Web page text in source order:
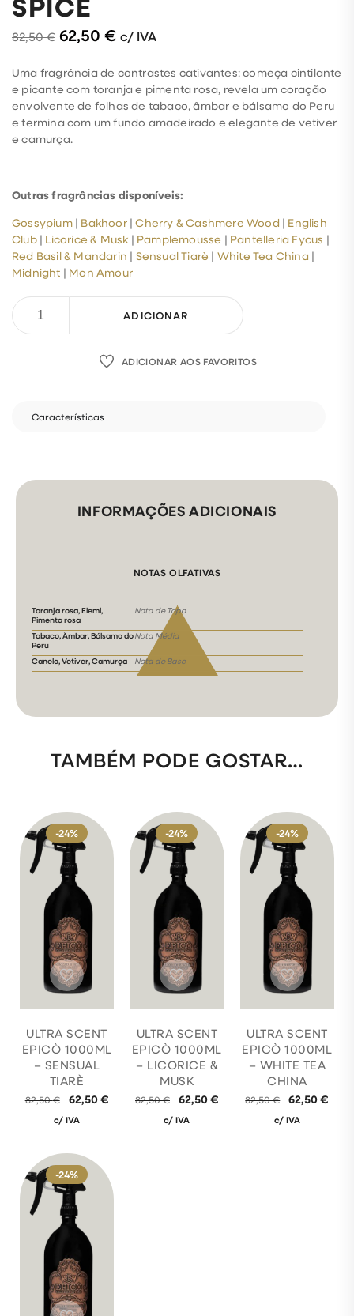
82,50€ 62,50 € c/ IVA
Uma fragrância de contrastes cativantes: começa cintilante
e picante com toranja e pimenta rosa, revela um coração
envolvente de folhas de tabaco, âmbar e bálsamo do Peru
e termina com um fundo amadeirado e elegante de vetiver
e camurça.
Outras fragrâncias disponíveis:
Gossypium| Bakhoor|Cherry & Cashmere Wood | English
Club| Licorice & Musk| Pamplemousse | Pantelleria Fycus |
Red Basil & Mandarin | Sensual Tiarè | White Tea China |
Midnight | Mon Amour
ADICIONAR
ADICIONAR AOS FAVORITOS
Características
INFORMAÇÕES ADICIONAIS
NOTAS OLFATIVAS
Toranja rosa, Elemi,
Pimenta rosa
Nota de Topo
Tabaco, Âmbar, Bálsamo do
Peru
Nota Média
Canela, Vetiver, Camurça Nota de Base
TAMBÉM PODE GOSTAR…
-24%
ULTRA SCENT
EPICÒ 1000ML
– SENSUAL
TIARÈ
82,50€ 62,50€
c/ IVA
-24%
ULTRA SCENT
EPICÒ 1000ML
– LICORICE &
MUSK
82,50€ 62,50€
c/ IVA
-24%
ULTRA SCENT
EPICÒ 1000ML
– WHITE TEA
CHINA
82,50€ 62,50€
c/ IVA
-24%